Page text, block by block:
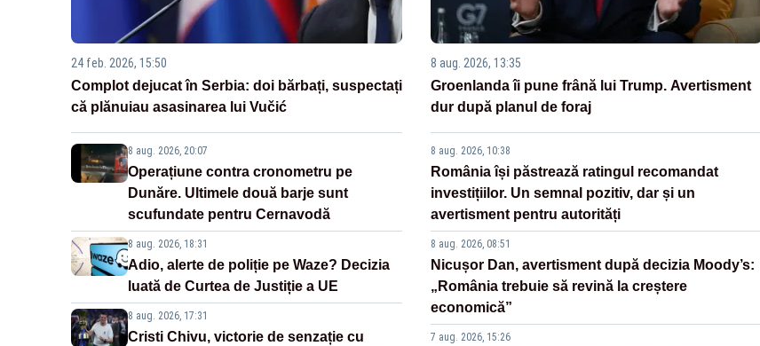
24 feb. 2026, 15:50
Complot dejucat în Serbia: doi bărbați, suspectați
că plănuiau asasinarea lui Vučić
8 aug. 2026, 20:07
Operațiune contra cronometru pe
Dunăre. Ultimele două barje sunt
scufundate pentru Cernavodă
8 aug. 2026, 18:31
Adio, alerte de poliție pe Waze? Decizia
luată de Curtea de Justiție a UE
8 aug. 2026, 17:31
Cristi Chivu, victorie de senzație cu
8 aug. 2026, 13:35
Groenlanda îi pune frână lui Trump. Avertisment
dur după planul de foraj
8 aug. 2026, 10:38
România își păstrează ratingul recomandat
investițiilor. Un semnal pozitiv, dar și un
avertisment pentru autorități
8 aug. 2026, 08:51
Nicușor Dan, avertisment după decizia Moody’s:
„România trebuie să revină la creștere
economică”
7 aug. 2026, 15:26